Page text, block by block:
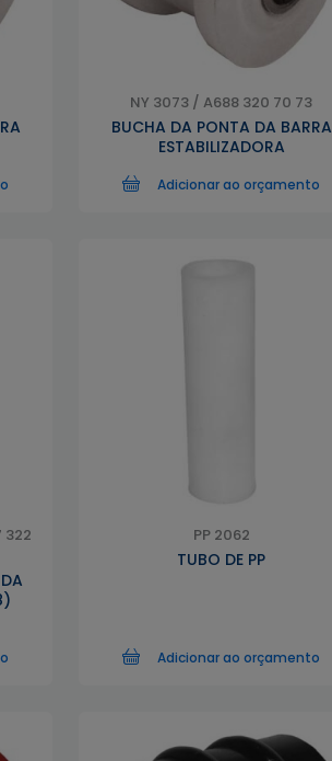
NY 3073 / A688 320 70 73
BUCHA DA PONTA DA BARRA
ESTABILIZADORA
Adicionar ao orçamento
322
PP 2062
TUBO DE PP
Adicionar ao orçamento